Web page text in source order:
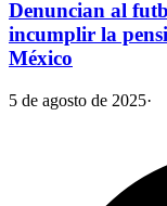
Denuncian al
incumplir la
México
5 de agosto de 2025·